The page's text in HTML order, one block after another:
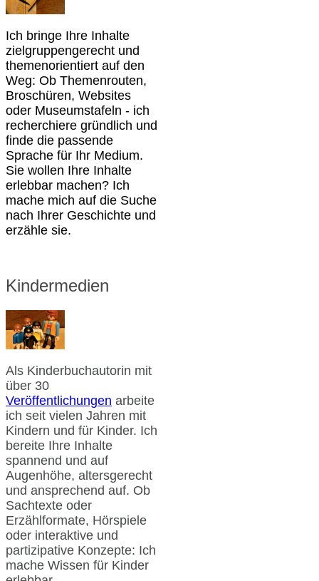
Ich bringe Ihre Inhalte
zielgruppengerecht und
themenorientiert auf den
Weg: Ob Themenrouten,
Broschüren, Websites
oder Museumstafeln - ich
recherchiere gründlich und
finde die passende
Sprache für Ihr Medium.
Sie wollen Ihre Inhalte
erlebbar machen? Ich
mache mich auf die Suche
nach Ihrer Geschichte und
erzähle sie.
Kindermedien
Als Kinderbuchautorin mit
über 30
Veröffentlichungen arbeite
ich seit vielen Jahren mit
Kindern und für Kinder. Ich
bereite Ihre Inhalte
spannend und auf
Augenhöhe, altersgerecht
und ansprechend auf. Ob
Sachtexte oder
Erzählformate, Hörspiele
oder interaktive und
partizipative Konzepte: Ich
mache Wissen für Kinder